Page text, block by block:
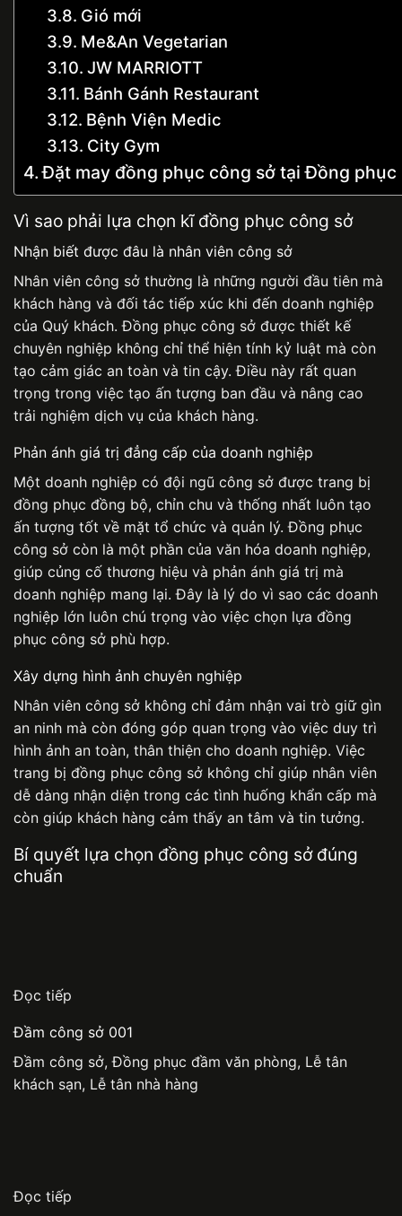
Gió mới
Me&An Vegetarian
JW MARRIOTT
Bánh Gánh Restaurant
Bệnh Viện Medic
City Gym
Đặt may đồng phục công sở tại Đồng phục
Vì sao phải lựa chọn kĩ đồng phục công sở
Nhận biết được đâu là nhân viên công sở
Nhân viên công sở thường là những người đầu tiên mà
khách hàng và đối tác tiếp xúc khi đến doanh nghiệp
của Quý khách.Đồng phục công sở được thiết kế
chuyên nghiệp không chỉ thể hiện tính kỷ luật mà còn
tạo cảm giác an toàn và tin cậy. Điều này rất quan
trọng trong việc tạo ấn tượng ban đầu và nâng cao
trải nghiệm dịch vụ của khách hàng.
Phản ánh giá trị đẳng cấp của doanh nghiệp
Một doanh nghiệp có đội ngũ công sở được trang bị
đồng phục đồng bộ, chỉn chu và thống nhất luôn tạo
ấn tượng tốt về mặt tổ chức và quản lý.Đồng phục
công sở còn là một phần của văn hóa doanh nghiệp,
giúp củng cố thương hiệu và phản ánh giá trị mà
doanh nghiệp mang lại. Đây là lý do vì sao các doanh
nghiệp lớn luôn chú trọng vào việc chọn lựa đồng
phục công sở phù hợp.
Xây dựng hình ảnh chuyên nghiệp
Nhân viên công sở không chỉ đảm nhận vai trò giữ gìn
an ninh mà còn đóng góp quan trọng vào việc duy trì
hình ảnh an toàn, thân thiện cho doanh nghiệp. Việc
trang bị đồng phục công sở không chỉ giúp nhân viên
dễ dàng nhận diện trong các tình huống khẩn cấp mà
còn giúp khách hàng cảm thấy an tâm và tin tưởng.
Bí quyết lựa chọn đồng phục công sở đúng
chuẩn
Đọc tiếp
Đầm công sở 001
Đầm công sở,Đồng phục đầm văn phòng, Lễ tân
khách sạn, Lễ tân nhà hàng
Đọc tiếp